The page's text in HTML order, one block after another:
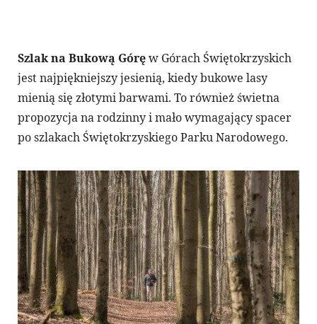
Szlak na Bukową Góręw Górach Świętokrzyskich
jest najpiękniejszy jesienią, kiedy bukowe lasy
mienią się złotymi barwami. To również świetna
propozycja na rodzinny i mało wymagający spacer
po szlakach Świętokrzyskiego Parku Narodowego.